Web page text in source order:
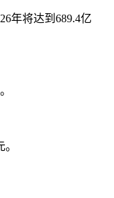
年将达到689.4亿